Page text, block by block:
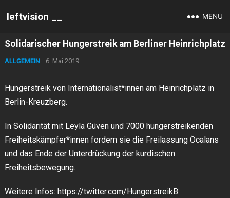
leftvision __ MENU
Solidarischer Hungerstreik am Berliner Heinrichplatz
ALLGEMEIN 6. Mai 2019
Hungerstreik von Internationalist*innen am Heinrichplatz in
Berlin-Kreuzberg.
In Solidarität mit Leyla Güven und 7000 hungerstreikenden
Freiheitskämpfer*innen fordern sie die Freilassung Öcalans
und das Ende der Unterdrückung der kurdischen
Freiheitsbewegung.
Weitere Infos: https://twitter.com/HungerstreikB